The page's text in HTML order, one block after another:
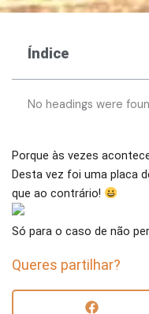
Índice
No headings were
Porque às vezes
Desta vez foi uma placa
que ao contrário!
Só para o caso de não
Queres partilhar?